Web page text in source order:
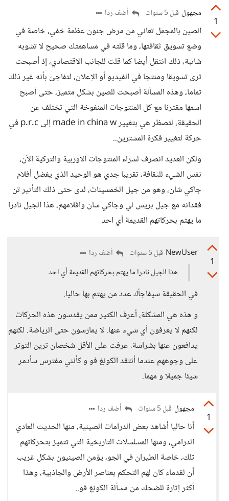
1
مجهول قبل 5 سنوات أضف ردا
الصين بالمجمل تعاني من مرض جنون عظمة خفي، خاصة في
وضع تسويق ثقافتها، وما قلته في مساهمتك صحيح لا تشوبه
شائبة، ذلك انتقل أيضا كما قلت للجانب الاقتصادي، إذ أصبحت
ترى تسويقا ومنتجا في الفيديو أو الإعلان، لتفاجئ بأنه غير ذلك
تماما، وهذه المسألة أصبحت للصين بشكل متميز، حتى أصبح
اسمها مقترنا مع كل المنتوجات المنفوخة التي تختلف عن
الحقيقة، لتصظر هي بتغيير made in china w إلى p.r.c في
حركة لتغيير فكرة المشترين..
ولكن العديد انصرف لشراء المنتوجات الأوربية والتركية الآن،
نفس الشيء للثقافة، تقريبا جدي هو الوحيد الذي يفضل أفلام
جاكي شان، وهو من جيل الخمسينات، لدى حتى ذلك التأثير تن
فقدانه مع جيل بريس لي وجاكي شان وافلامهم، هذا الجيل نادرا
ما يهتم بحركاتهم القديمة أي احد
1
NewUser قبل 5 سنوات
أضف ردا
هذا الجيل نادرا ما يهتم بحركاتهم القديمة أي احد
في الحقيقة سيفاجأك عدد من يهتم بها حاليا.
و هذه هي المشكلة، أعرف الكثير ممن يقدسون هذه الحركات
لكنهم لا يعرفون أي شيء عنها. لا يمارسون حتى الرياضة. لكنهم
يدافعون عنها بشراسة. عرفت على الأقل شخصان ترين التوتر
على وجوههم عندما أنتقد الكونغ فو و كأنني مفترس سأدمر
شيئا جميلا و مهما.
1
مجهول قبل 5 سنوات أضف ردا
أنا حاليا أشاهد بعض الدرامات الصينية، منها الحديث العادي
الدرامي، ومنها المسلسلات التاريخية التي تتميز بتحركاتهم
تلك، خاصة الطيران في الجو، يؤمن الصينيون بشكل غريب
أن لقدماء كان لهم التحكم بعناصر الأرض والجاذبية، وهذا
أكثر إثارة للضحك من مسألة الكونغ فو..